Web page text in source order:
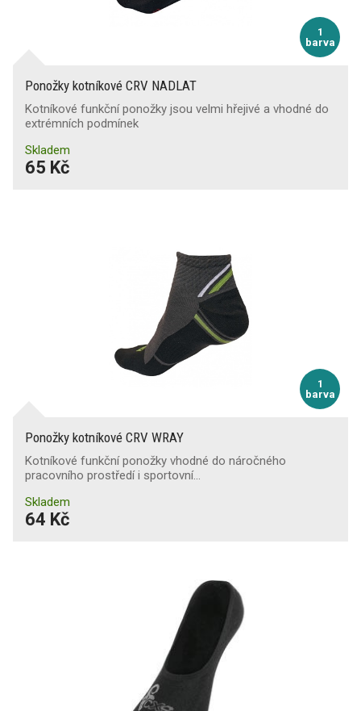
1
barva
Ponožky kotníkové CRV NADLAT
Kotníkové funkční ponožky jsou velmi hřejivé a vhodné do
extrémních podmínek
Skladem
65 Kč
1
barva
Ponožky kotníkové CRV WRAY
Kotníkové funkční ponožky vhodné do náročného
pracovního prostředí i sportovní…
Skladem
64 Kč